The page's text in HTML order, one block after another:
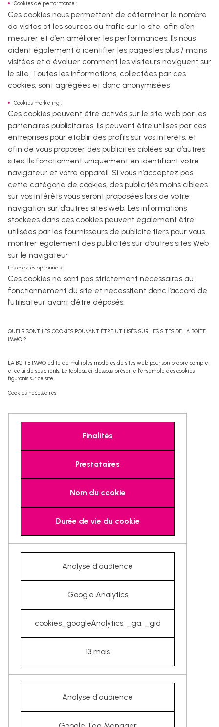
Cookies de performance :
Ces cookies nous permettent de déterminer le nombre
de visites et les sources du trafic sur le site, afin d’en
mesurer et d’en améliorer les performances. Ils nous
aident également à identifier les pages les plus / moins
visitées et à évaluer comment les visiteurs naviguent sur
le site. Toutes les informations, collectées par ces
cookies, sont agrégées et donc anonymisées
Cookies marketing :
Ces cookies peuvent être activés sur le site web par les
partenaires publicitaires. Ils peuvent être utilisés par ces
entreprises pour établir des profils sur vos intérêts, et
afin de vous proposer des publicités ciblées sur d’autres
sites. Ils fonctionnent uniquement en identifiant votre
navigateur et votre appareil. Si vous n’acceptez pas
cette catégorie de cookies, des publicités moins ciblées
sur vos intérêts vous seront proposées lors de votre
navigation sur d’autres sites web. Les informations
stockées dans ces cookies peuvent également être
utilisées par les fournisseurs de publicité tiers pour vous
montrer également des publicités sur d’autres sites Web
sur le navigateur
Les cookies optionnels :
Ces cookies ne sont pas strictement nécessaires au
fonctionnement du site et nécessitent donc l’accord de
l’utilisateur avant d’être déposés.
QUELS SONT LES COOKIES POUVANT ÊTRE UTILISÉS SUR LES SITES DE LA BOÎTE
IMMO ?
LA BOITE IMMO édite de multiples modèles de sites web pour son propre compte
et celui de ses clients. Le tableau ci-dessous présente l’ensemble des cookies
figurants sur ce site.
Cookies nécessaires
Finalités
Prestataires
Nom du cookie
Durée de vie du cookie
Analyse d'audience
Google Analytics
cookies_googleAnalytics, _ga, _gid
13 mois
Analyse d'audience